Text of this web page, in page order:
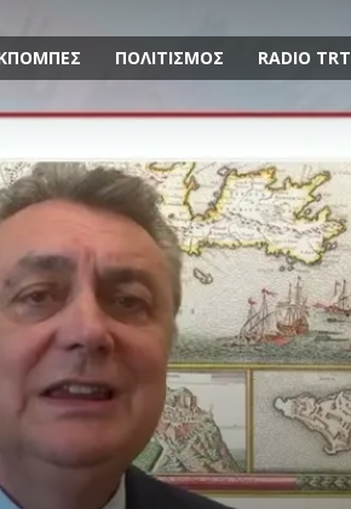
ΠΟΛΙΤΙΣΜΟΣ RADIO TRT